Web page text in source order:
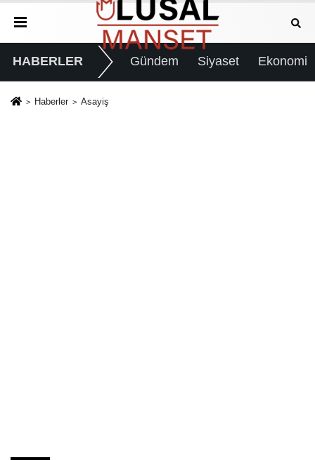
HABERLER Gündem Siyaset Ekonomi
Haberler Asayiş